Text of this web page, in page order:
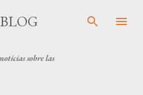
principal
sobre las